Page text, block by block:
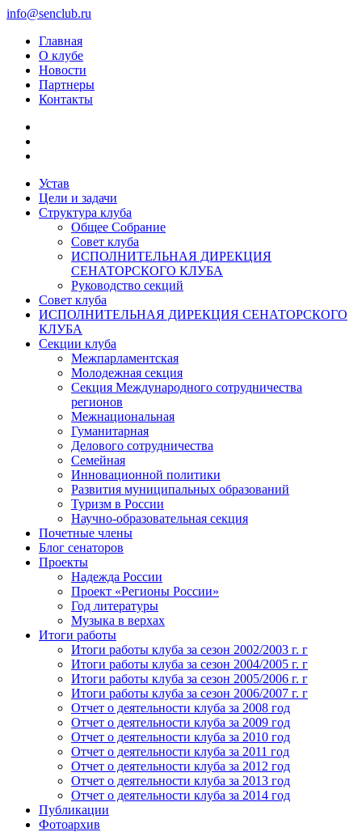
info@senclub.ru
Главная
О клубе
Новости
Партнеры
Контакты
Устав
Цели и задачи
Структура клуба
Общее Собрание
Совет клуба
ИСПОЛНИТЕЛЬНАЯ ДИРЕКЦИЯ
СЕНАТОРСКОГО КЛУБА
Руководство секций
Совет клуба
ИСПОЛНИТЕЛЬНАЯ ДИРЕКЦИЯ СЕНАТОРСКОГО
КЛУБА
Секции клуба
Межпарламентская
Молодежная секция
Секция Международного сотрудничества
регионов
Межнациональная
Гуманитарная
Делового сотрудничества
Семейная
Инновационной политики
Развития муниципальных образований
Туризм в России
Научно-образовательная секция
Почетные члены
Блог сенаторов
Проекты
Надежда России
Проект «Регионы России»
Год литературы
Музыка в верхах
Итоги работы
Итоги работы клуба за сезон 2002/2003 г. г
Итоги работы клуба за сезон 2004/2005 г. г
Итоги работы клуба за сезон 2005/2006 г. г
Итоги работы клуба за сезон 2006/2007 г. г
Отчет о деятельности клуба за 2008 год
Отчет о деятельности клуба за 2009 год
Отчет о деятельности клуба за 2010 год
Отчет о деятельности клуба за 2011 год
Отчет о деятельности клуба за 2012 год
Отчет о деятельности клуба за 2013 год
Отчет о деятельности клуба за 2014 год
Публикации
Фотоархив